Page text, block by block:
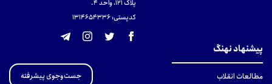
پلاک 121، واحد ۴.
کدپستی: 131465433۶
پیشنهاد نهنگ
مطالعات انقلاب
جست‌وجوی پیشرفته